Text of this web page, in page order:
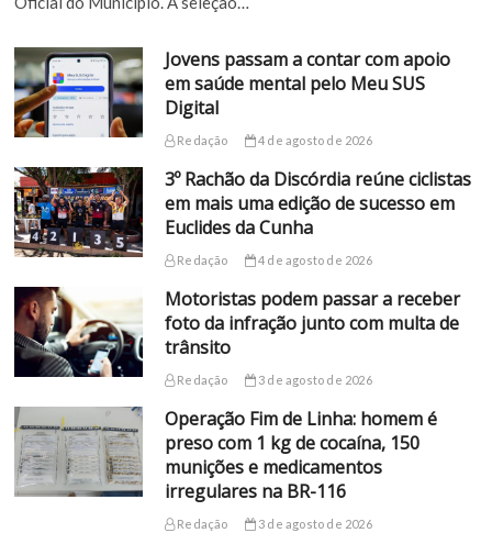
Jovens passam a contar com apoio
em saúde mental pelo Meu SUS
Digital
Redação 4 de agosto de 2026
3º Rachão da Discórdia reúne ciclistas
em mais uma edição de sucesso em
Euclides da Cunha
Redação 4 de agosto de 2026
Motoristas podem passar a receber
foto da infração junto com multa de
trânsito
Redação 3 de agosto de 2026
Operação Fim de Linha: homem é
preso com 1 kg de cocaína, 150
munições e medicamentos
irregulares na BR-116
Redação 3 de agosto de 2026